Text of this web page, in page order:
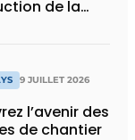
de la
9 JUILLET 2026
l’avenir des
de chantier